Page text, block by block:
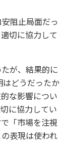
阻止局面だっ
切に協力して
が、結果的に
どうだったか
な影響につい
に協力してい
「市場を注視
表現は使われ